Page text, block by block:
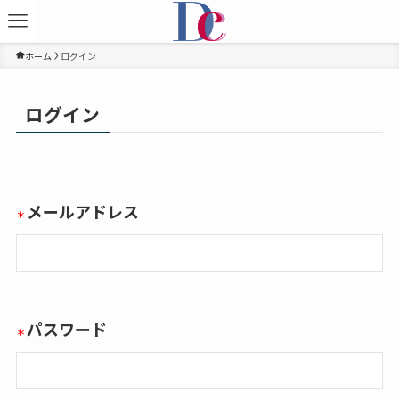
ホーム ログイン
ログイン
メールアドレス
パスワード